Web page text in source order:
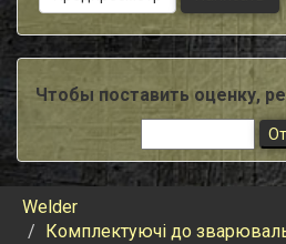
Чтобы поставить оценку,
Welder
Комплектуючі до